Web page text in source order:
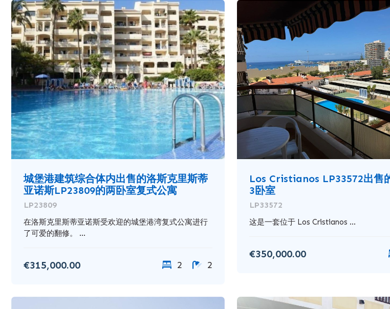
城堡港建筑综合体内出售的洛斯克里斯蒂
亚诺斯LP23809的两卧室复式公寓
LP23809
在洛斯克里斯蒂亚诺斯受欢迎的城堡港湾复式公寓进行
了可爱的翻修。 ...
€315,000.00 2 2
Los Cristianos LP33572出售
3卧室
LP33572
这是一套位于 Los Cristianos ...
€350,000.00